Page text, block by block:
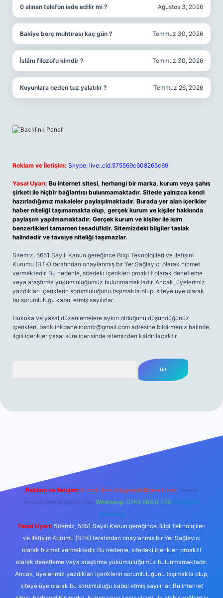
0 alınan telefon iade edilir mi ? Ağustos 3, 2026
Bakiye borç muhtırası kaç gün ? Temmuz 30, 2026
İslâm filozofu kimdir ? Temmuz 30, 2026
Koyunlara neden tuz yalatılır ? Temmuz 26, 2026
Reklam ve İletişim: Skype: live:.cid.575569c608265c69
Yasal Uyarı: Bu internet sitesi, herhangi bir marka, kurum veya şahıs
şirketi ile hiçbir bağlantısı bulunmamaktadır. Sitede yalnızca kendi
hazırladığımız makaleler paylaşılmaktadır. Burada yer alan içerikler
haber niteliği taşımamakta olup, gerçek kurum ve kişiler hakkında
paylaşım yapılmamaktadır. Gerçek kurum ve kişiler ile isim
benzerlikleri tamamen tesadüfidir. Sitemizdeki bilgiler taslak
halindedir ve tavsiye niteliği taşımazlar.
Sitemiz, 5651 Sayılı Kanun gereğince Bilgi Teknolojileri ve İletişim
Kurumu (BTK) tarafından onaylanmış bir Yer Sağlayıcı olarak hizmet
vermektedir. Bu nedenle, sitedeki içerikleri proaktif olarak denetleme
veya araştırma yükümlülüğümüz bulunmamaktadır. Ancak, üyelerimiz
yazdıkları içeriklerin sorumluluğunu taşımakta olup, siteye üye olarak
bu sorumluluğu kabul etmiş sayılırlar.
Hukuka ve yasal düzenlemelere aykırı olduğunu düşündüğünüz
içerikleri, backlinkpanelicomtr@gmail.com adresine bildirmeniz halinde,
ilgili içerikler yasal süre içerisinde sitemizden kaldırılacaktır.
Reklam ve İletişim: E-mail: backlinkpaneli@gmail.com Teams:
forumhizmeti@gmail.com Whatsapp: 0262 606 0 726 Telegram:
@karabul
Yasal Uyarı: Sitemiz, 5651 Sayılı Kanun gereğince Bilgi Teknolojileri
ve İletişim Kurumu (BTK) tarafından onaylanmış bir Yer Sağlayıcı
olarak hizmet vermektedir. Bu nedenle, sitedeki içerikleri proaktif
olarak denetleme veya araştırma yükümlülüğümüz bulunmamaktadır.
Ancak, üyelerimiz yazdıkları içeriklerin sorumluluğunu taşımakta olup,
siteye üye olarak bu sorumluluğu kabul etmiş sayılırlar. Bu internet